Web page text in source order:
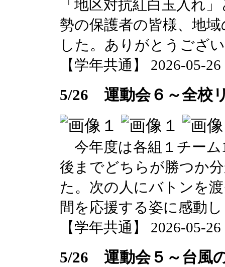
「地区対抗紅白玉入れ
勢の保護者の皆様、地
した。ありがとうござ
【学年共通】 2026-05-
5/26 運動会６～全校
今年度は各組１チーム
後までどちらが勝つか
た。次の人にバトンを
間を応援する姿に感動
【学年共通】 2026-05-
5/26 運動会５～台風